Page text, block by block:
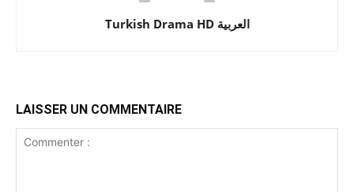
Turkish Drama HD العربية
LAISSER UN COMMENTAIRE